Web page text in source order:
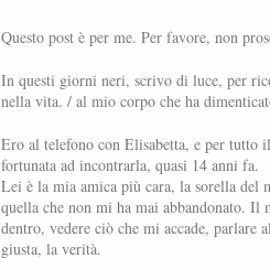
Questo post è per me. Per favore, non
In questi giorni neri, scrivo di luce, per
nella vita. / al mio corpo che ha
Ero al telefono con Elisabetta, e per tutto
fortunata ad incontrarla, quasi 14 anni fa.
Lei è la mia amica più cara, la sorella del
quella che non mi ha mai abbandonato. Il
dentro, vedere ciò che mi accade, parlare
giusta, la verità.